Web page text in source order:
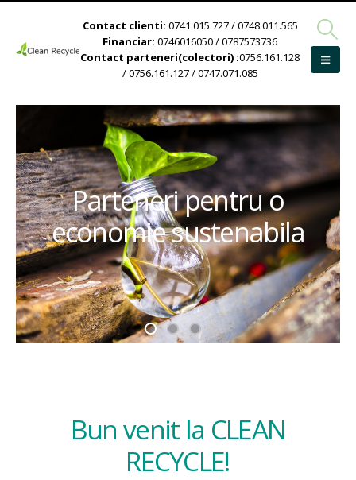
Contact clienti: 0741.015.727 / 0748.011.565
Financiar: 0746016050 / 0787573736
Contact parteneri(colectori) :0756.161.128
/ 0756.161.127 / 0747.071.085
Parteneri pentru o
economie sustenabila
Bun venit la CLEAN
RECYCLE!